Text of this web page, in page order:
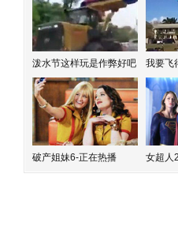
泼水节这样玩是作弊好吧 我要飞
破产姐妹6-正在热播 女超人